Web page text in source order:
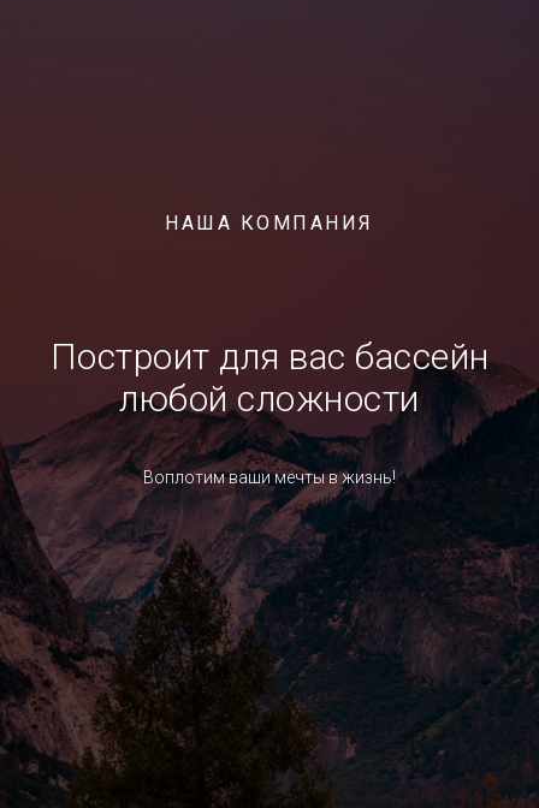
НАША КОМПАНИЯ
Построит для вас бассейн
любой сложности
Воплотим ваши мечты в жизнь!